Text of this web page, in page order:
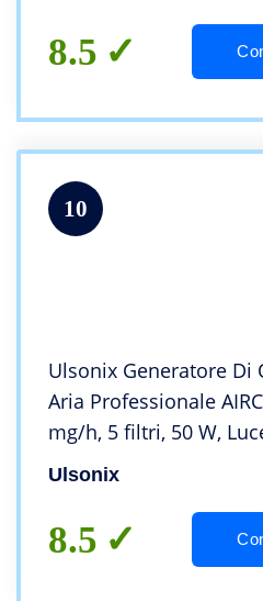
(Yellow)
8.5
10
Ulsonix Generatore Di
Aria Professionale
mg/h, 5 filtri, 50 W,
Ulsonix
8.5